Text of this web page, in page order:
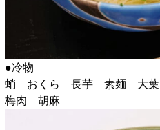
●冷物
蛸 おくら 長芋 素麺 大葉
梅肉 胡麻